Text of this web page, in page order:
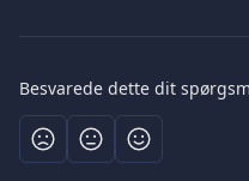
Besvarede dette dit